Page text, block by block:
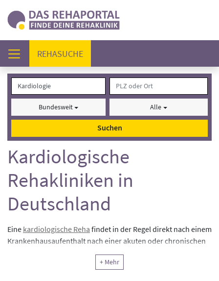
REHASUCHE(AKTUELL)
Bundesweit Alle
Suchen
Kardiologische
Rehakliniken in
Deutschland
Eine kardiologische Reha findet in der Regel direkt nach einem
Krankenhausaufenthalt nach einer akuten oder chronischen
Herz-Kreislauf-Erkrankung wie z. B. einem
der Reha soll die Leistungsfähigkeit des Patienten
+ Mehr